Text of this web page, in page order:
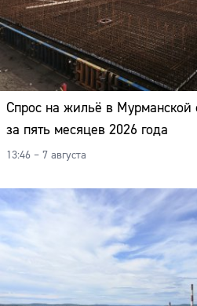
Спрос на жильё в Мурманской
за пять месяцев 2026 года
13:46 – 7 августа